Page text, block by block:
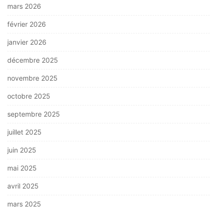
mars 2026
février 2026
janvier 2026
décembre 2025
novembre 2025
octobre 2025
septembre 2025
juillet 2025
juin 2025
mai 2025
avril 2025
mars 2025